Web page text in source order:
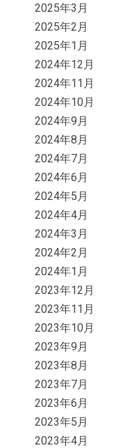
2025年3月
2025年2月
2025年1月
2024年12月
2024年11月
2024年10月
2024年9月
2024年8月
2024年7月
2024年6月
2024年5月
2024年4月
2024年3月
2024年2月
2024年1月
2023年12月
2023年11月
2023年10月
2023年9月
2023年8月
2023年7月
2023年6月
2023年5月
2023年4月